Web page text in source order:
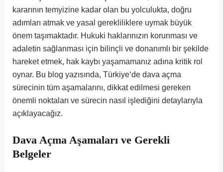
kararının temyizine kadar olan bu yolculukta, doğru
adımları atmak ve yasal gerekliliklere uymak büyük
önem taşımaktadır. Hukuki haklarınızın korunması ve
adaletin sağlanması için bilinçli ve donanımlı bir şekilde
hareket etmek, hak kaybı yaşamamanız adına kritik rol
oynar. Bu blog yazısında, Türkiye‘de dava açma
sürecinin tüm aşamalarını, dikkat edilmesi gereken
önemli noktaları ve sürecin nasıl işlediğini detaylarıyla
açıklayacağız.
Dava Açma Aşamaları ve Gerekli
Belgeler